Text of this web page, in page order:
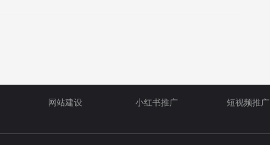
网站建设 小红书推广 短视频推广